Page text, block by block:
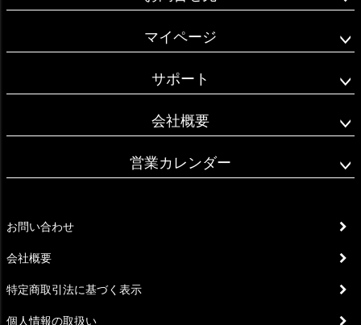
マイページ
サポート
会社概要
営業カレンダー
お問い合わせ
会社概要
特定商取引法に基づく表示
個人情報の取扱い